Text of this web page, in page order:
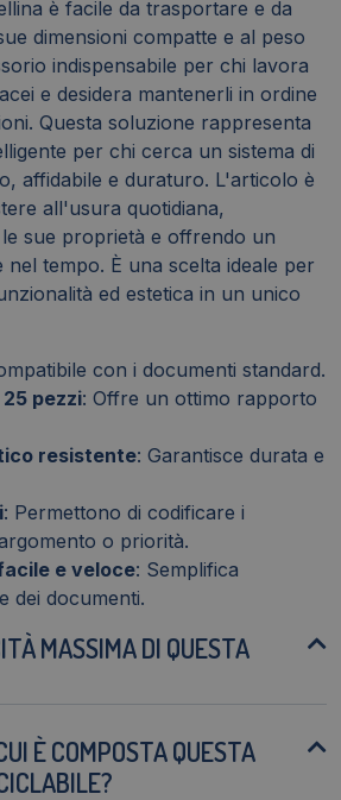
è facile da trasportare e da
dimensioni compatte e al peso
indispensabile per chi lavora
e desidera mantenerli in ordine
Questa soluzione rappresenta
per chi cerca un sistema di
affidabile e duraturo. L'articolo è
all'usura quotidiana,
sue proprietà e offrendo un
nel tempo. È una scelta ideale per
ed estetica in un unico
con i documenti standard.
pezzi: Offre un ottimo rapporto
resistente: Garantisce durata e
: Permettono di codificare i
o priorità.
e veloce: Semplifica
dei documenti.
MASSIMA DI QUESTA
È COMPOSTA QUESTA